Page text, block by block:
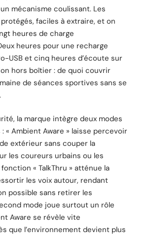
mécanisme coulissant. Les
faciles à extraire, et on
heures de charge
heures pour une recharge
USB et cinq heures d’écoute sur
hors boîtier : de quoi couvrir
de séances sportives sans se
la marque intègre deux modes
« Ambient Aware » laisse percevoir
extérieur sans couper la
les coureurs urbains ou les
« TalkThru » atténue la
les voix autour, rendant
possible sans retirer les
mode joue surtout un rôle
Aware se révèle vite
que l’environnement devient plus